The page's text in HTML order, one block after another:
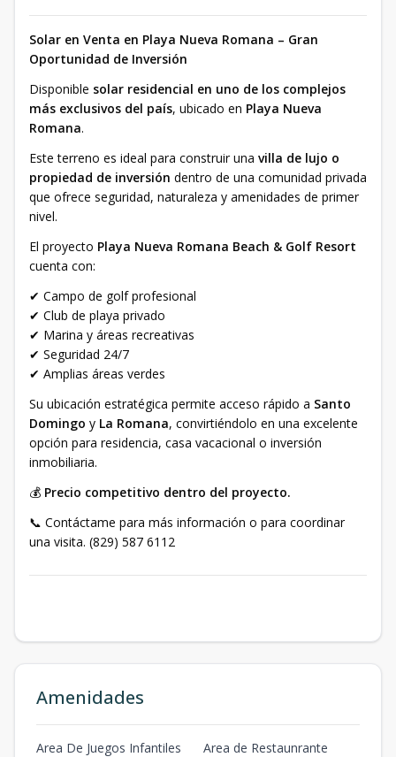
Solar en Venta en Playa Nueva Romana – Gran
Oportunidad de Inversión
Disponible solar residencial en uno de los complejos
más exclusivos del país, ubicado en Playa Nueva
Romana.
Este terreno es ideal para construir una villa de lujo o
propiedad de inversión dentro de una comunidad privada
que ofrece seguridad, naturaleza y amenidades de primer
nivel.
El proyecto Playa Nueva Romana Beach & Golf Resort
cuenta con:
✔ Campo de golf profesional
✔ Club de playa privado
✔ Marina y áreas recreativas
✔ Seguridad 24/7
✔ Amplias áreas verdes
Su ubicación estratégica permite acceso rápido a Santo
Domingo y La Romana, convirtiéndolo en una excelente
opción para residencia, casa vacacional o inversión
inmobiliaria.
💰 Precio competitivo dentro del proyecto.
📞 Contáctame para más información o para coordinar
una visita. (829) 587 6112
Amenidades
Area De Juegos Infantiles
Area de Restaunrante